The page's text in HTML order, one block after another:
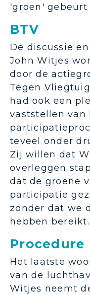
'groen' gebeurt
BTV
De discussie
John Witjes
door de
Tegen
had ook een
vaststellen
teveel onder
Zij willen dat
overleggen
dat de groene
participatie
zonder dat we
hebben
Procedure
Het laatste
van de
Witjes neemt